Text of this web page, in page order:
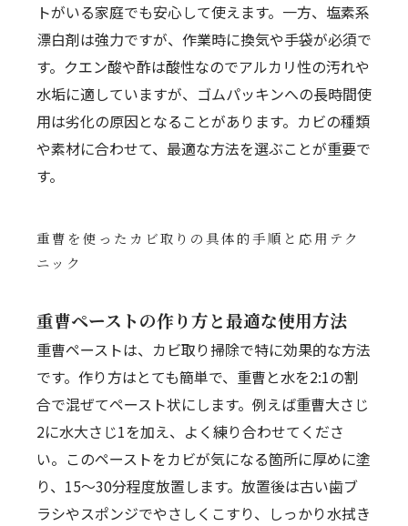
トがいる家庭でも安心して使えます。一方、塩素系
漂白剤は強力ですが、作業時に換気や手袋が必須で
す。クエン酸や酢は酸性なのでアルカリ性の汚れや
水垢に適していますが、ゴムパッキンへの長時間使
用は劣化の原因となることがあります。カビの種類
や素材に合わせて、最適な方法を選ぶことが重要で
す。
重曹を使ったカビ取りの具体的手順と応用テク
ニック
重曹ペーストの作り方と最適な使用方法
重曹ペーストは、カビ取り掃除で特に効果的な方法
です。作り方はとても簡単で、重曹と水を2:1の割
合で混ぜてペースト状にします。例えば重曹大さじ
2に水大さじ1を加え、よく練り合わせてくださ
い。このペーストをカビが気になる箇所に厚めに塗
り、15～30分程度放置します。放置後は古い歯ブ
ラシやスポンジでやさしくこすり、しっかり水拭き